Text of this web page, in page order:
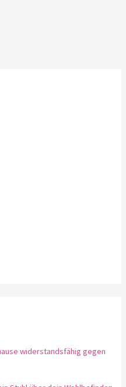
widerstandsfähig gegen